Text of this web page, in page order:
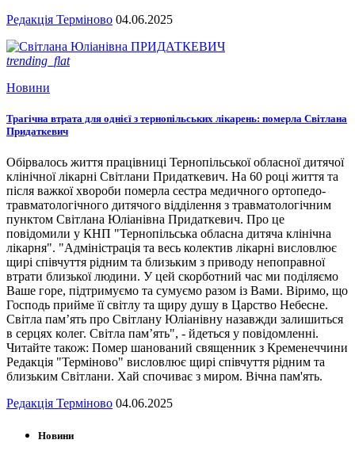
Редакція Терміново 04.06.2025
trending_flat
Новини
Трагічна втрата для однієї з тернопільських лікарень: померла Світлана
Придаткевич
Обірвалось життя працівниці Тернопільської обласної дитячої
клінічної лікарні Світлани Придаткевич. На 60 році життя та
після важкої хвороби померла сестра медичного ортопедо-
травматологічного дитячого відділення з травматологічним
пунктом Світлана Юліанівна Придаткевич. Про це
повідомили у КНП "Тернопільська обласна дитяча клінічна
лікарня". "Адміністрація та весь колектив лікарні висловлює
щирі співчуття рідним та близьким з приводу непоправної
втрати близької людини. У цей скорботний час ми поділяємо
Ваше горе, підтримуємо та сумуємо разом із Вами. Віримо, що
Господь прийме її світлу та щиру душу в Царство Небесне.
Світла пам’ять про Світлану Юліанівну назавжди залишиться
в серцях колег. Світла пам’ять", - йдеться у повідомленні.
Читайте також: Помер шанований священник з Кременеччини
Редакція "Терміново" висловлює щирі співчуття рідним та
близьким Світлани. Хай спочиває з миром. Вічна пам'ять.
Редакція Терміново 04.06.2025
Новини